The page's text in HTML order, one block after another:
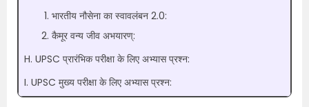
भारतीय नौसेना का स्वावलंबन 2.0:
कैमूर वन्य जीव अभयारण्:
H. UPSC प्रारंभिक परीक्षा के लिए अभ्यास प्रश्न:
I. UPSC मुख्य परीक्षा के लिए अभ्यास प्रश्न: